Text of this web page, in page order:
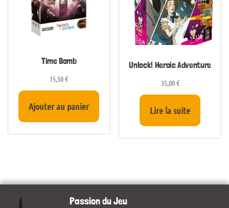
Time Bomb
15,50€
Ajouter au panier
Unlock! Heroic Adventure
35,00€
Lire la suite
Passion du Jeu